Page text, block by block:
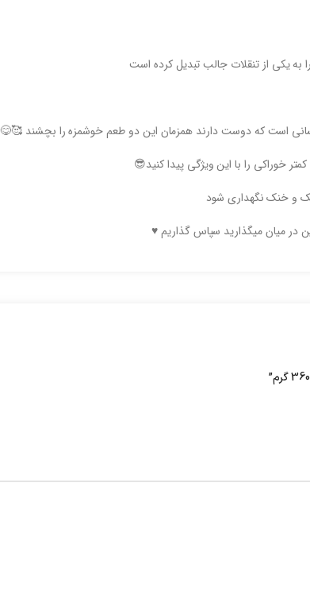
به یکی از تنقلات جالب تبدیل کرده است
است که دوست دارند همزمان این دو طعم خوشمزه را بچشند 🥰😋
خوراکی را با این ویژگی پیدا کنید😎
و خنک نگهداری شود
در میان میگذارید سپاس گذاریم ♥️